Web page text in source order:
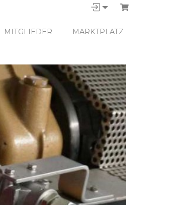
MITGLIEDER MARKTPLATZ